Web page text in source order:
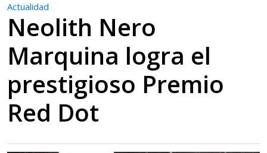
Actualidad
Neolith Nero
Marquina logra el
prestigioso Premio
Red Dot